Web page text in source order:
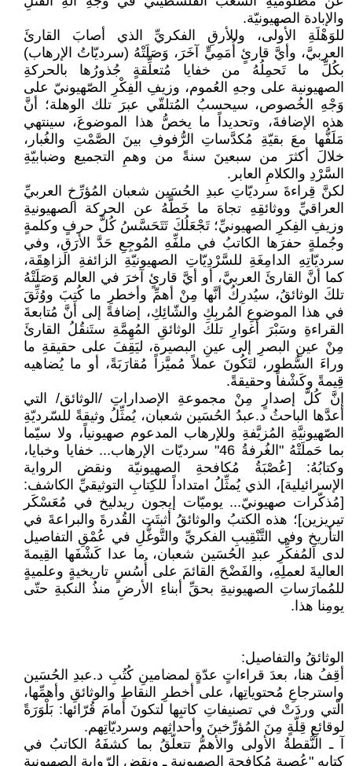
والإبادة الصهيونيّة.
للوَهْلَةِ الأولى، وللأرقِ الفكريِّ الذي أصابَ القارئَ
العربيَّ، وأيَّ قارئٍ أُمَمِيٍّ آخَرَ، وَصَلَتْهُ (سرديّاتُ الإرهاب)
بكُلِّ ما تَحمِلُهُ من خفايا مُتعلِّقةٍ جُذورُها بالحركةِ
الصهيونية على وجهِ العُموم، وزيفِ الفِكْرِ الصّهيونيّ على
وَجْهِ الخُصوص، سيحسبُ المُتلقّي عبرَ تلك الوهلة؛ أنَّ
هذه الإضافةَ، وتحديداً ما يخصُّ هذا الموضوعَ، سينتهي
مَلَفُّها معَ بقيّةِ مُكدَّساتِ الرُّفوفِ بينَ الصَّمْتِ والغُبار،
خلالَ أكثرَ من سبعينَ سنةً من وهمِ التجميع وضبابيّةِ
السَّرْدِ والكلامِ العابر.
لكنَّ قِراءةَ سرديّاتِ عبدِ الحُسَين شعبان المُؤرِّخِ العربيِّ
العراقيِّ ووثائقِهِ تجاهَ ما خَطَّهُ عن الحركة الصهيونيةِ
وزيفِ الفِكرِ الصهيونيِّ؛ تَجْعَلُكَ تَتَحَسَّسُ كُلَّ حرفٍ وكلمةٍ
وجُملةٍ حفرَها الكاتبُ في ملفِّهِ المُوجِعِ حَدَّ الأرَقِ، وفي
سرديّاتِهِ الدامِغَةِ للسَّرْدِيّاتِ الصهيونيّةِ الزائفةِ الزاهِقَة،
كما أنَّ القارئَ العربيَّ، أو أيَّ قارئٍ آخرَ في العالم وَصَلَتْهُ
تلكَ الوثائقُ، سيُدرِكُ أنَّها مِنْ أهمِّ وأخطرِ ما كُتِبَ ووُثِّقَ
في هذا الموضوعِ المُربِكِ والشّائِكِ، إضافةً إلى أنَّ مُتابعةَ
القراءةِ وسَبْرَ أغوارِ تلكَ الوثائقِ المُهِمَّةِ ستَنقُلُ القارئَ
مِنْ عينِ البصرِ إلى عينِ البصيرة، ليَقِفَ على حقيقةِ ما
وراءَ السُّطور، لتَكُونَ عملاً مُميَّزاً مُقارَبَةً، أو ما يُضاهيه
قِيمةً وكَشْفاً وحقيقةً.
إنَّ كُلَّ إصدارٍ مِنْ مجموعةِ الإصداراتِ /الوثائق/ التي
أعدَّها الباحثُ د.عبدُ الحُسَين شعبان، يُمثِّلُ وثيقةً للسّرديّةِ
الصّهيونيَّةِ المُزيَّفةِ وللإرهاب المدعوم صهيونياً، ولا سيّما
بما حَملَتْهُ "الغُرفةُ 46" سرديّات الإرهاب... خفايا وخبايا،
وكتابُهُ: [عُصْبَةُ مُكافحةِ الصهيونيّة ونقض الرواية
الإسرائيلية]، الذي يُمثِّلُ امتداداً للكِتابِ التوثيقيِّ الكاشف:
[مُذكّرات صهيونيّ... يوميّات إيجون ريدليخ في مُعَسْكَر
تيريزين]؛ هذه الكتبُ والوثائقُ أثبتَت القُدرةَ والبراعةَ في
التأريخِ وفي التَّنْقِيبِ الفكريِّ والتَّوغُّلِ في عُمْقِ التفاصيل
لدى المُفكِّرِ عبدِ الحُسَين شعبان، ما عدا كَشْفَها القِيمةَ
العاليةَ لعملِهِ، والفَضْحَ القائمَ على أُسُسٍ تاريخيةٍ وعلميةٍ
للمُمارَساتِ الصهيونيةِ بحقِّ أبناءِ الأرضِ منذُ النكبةِ حتّى
يومِنا هذا.
الوثائقُ والتفاصيل:
أقِفُ هنا، بعدَ قراءاتٍ عدّةٍ لمضامينِ كُتُبِ د.عبدِ الحُسَين
واسترجاعِ مُحتوياتِها، على أخطرِ النقاطِ والوثائقِ وأهمِّها،
الّتي وردَتْ في تصنيفاتِ كاتبِها لتكونَ أمامَ قُرّائها: بَلْوَرَةً
لوقائعِ قِلّةٍ مِنَ المُؤرِّخينَ وأحداثِهم وسرديّاتِهم.
آ ـ النُّقطةُ الأولى والأهمُّ تتعلّقُ بما كشفَهُ الكاتبُ في
كتابِهِ "عُصبة مُكافحة الصهيونية ـ ونقض الرّواية الصهيونية